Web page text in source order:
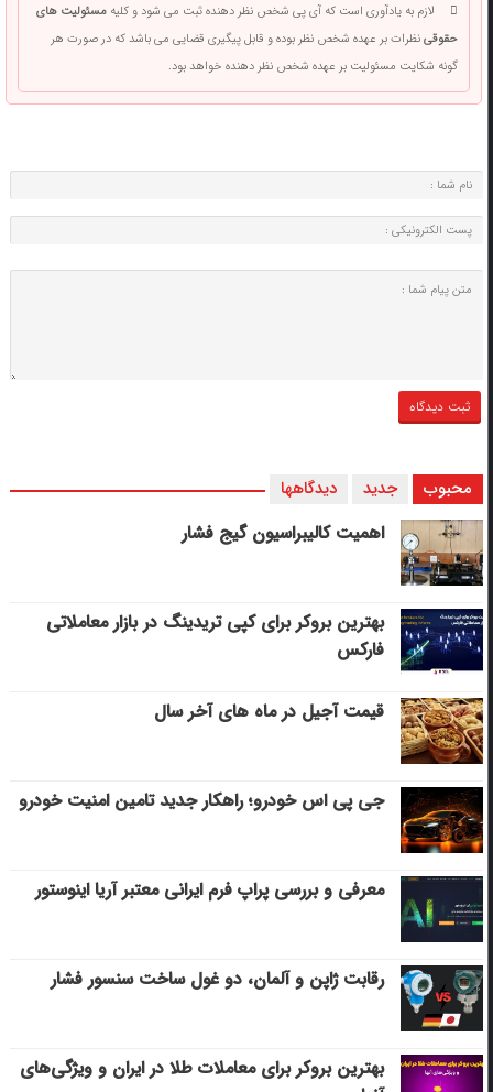
لازم به یادآوری است که آی پی شخص نظر دهنده ثبت می شود و کلیهمسئولیت های
حقوقینظرات بر عهده شخص نظر بوده و قابل پیگیری قضایی می باشد که در صورت هر
گونه شکایت مسئولیت بر عهده شخص نظر دهنده خواهد بود.
محبوب جدید دیدگاهها
اهمیت کالیبراسیون گیج فشار
بهترین بروکر برای کپی‌ تریدینگ در بازار معاملاتی
فارکس
قیمت آجیل در ماه های آخر سال
جی پی اس خودرو؛ راهکار جدید تامین امنیت خودرو
معرفی و بررسی پراپ فرم ایرانی معتبر آریا اینوستور
رقابت ژاپن و آلمان، دو غول ساخت سنسور فشار
بهترین بروکر برای معاملات طلا در ایران و ویژگی‌های